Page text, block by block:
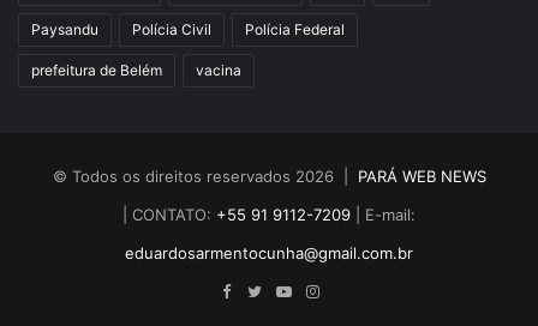
Paysandu Polícia Civil Polícia Federal
prefeitura de Belém vacina
© Todos os direitos reservados 2026 | PARÁ WEB NEWS
| CONTATO: +55 91 9112-7209 | E-mail:
eduardosarmentocunha@gmail.com.br
Facebook
TwitterYouTubeInstagram